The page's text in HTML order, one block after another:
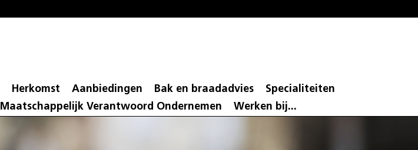
Herkomst Aanbiedingen Bak en braadadvies
Specialiteiten
Maatschappelijk Verantwoord Ondernemen Werken bij...